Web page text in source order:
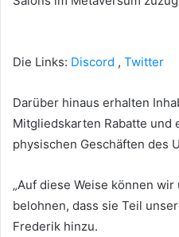
Die Links: Discord , Twitter
Darüber hinaus erhalten
Mitgliedskarten Rabatte und
physischen Geschäften des
„Auf diese Weise können
belohnen, dass sie Teil
Frederik hinzu.